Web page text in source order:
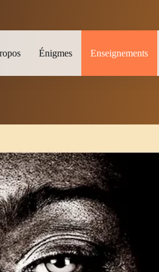
Énigmes Enseignements